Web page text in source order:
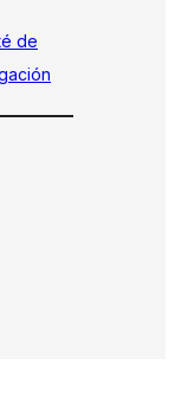
de